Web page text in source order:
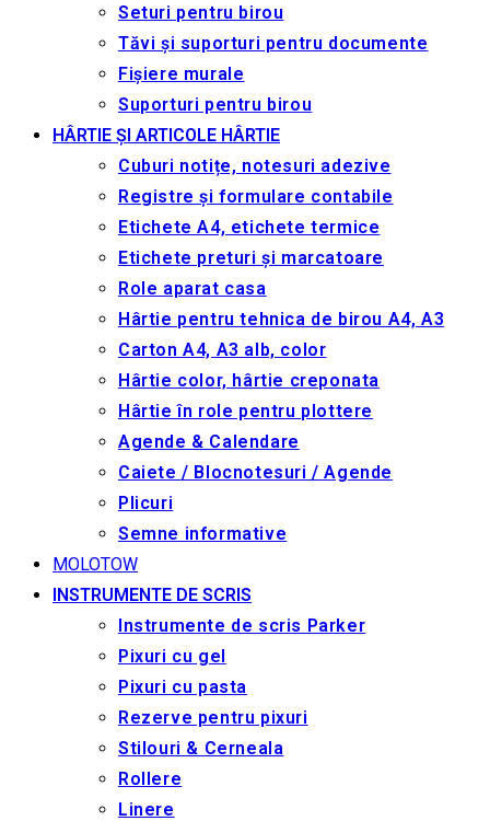
Seturi pentru birou
Tăvi și suporturi pentru documente
Fișiere murale
Suporturi pentru birou
HÂRTIE ȘI ARTICOLE HÂRTIE
Cuburi notițe, notesuri adezive
Registre și formulare contabile
Etichete A4, etichete termice
Etichete preturi și marcatoare
Role aparat casa
Hârtie pentru tehnica de birou A4, A3
Carton A4, A3 alb, color
Hârtie color, hârtie creponata
Hârtie în role pentru plottere
Agende & Calendare
Caiete / Blocnotesuri / Agende
Plicuri
Semne informative
MOLOTOW
INSTRUMENTE DE SCRIS
Instrumente de scris Parker
Pixuri cu gel
Pixuri cu pasta
Rezerve pentru pixuri
Stilouri & Сerneala
Rollere
Linere